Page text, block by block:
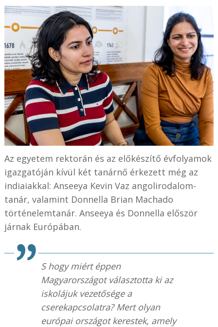
Az egyetem rektorán és az előkészítő évfolyamok
igazgatóján kívül két tanárnő érkezett még az
indiaiakkal: Anseeya Kevin Vaz angolirodalom-
tanár, valamint Donnella Brian Machado
történelemtanár. Anseeya és Donnella először
járnak Európában.
S hogy miért éppen
Magyarországot választotta ki az
iskolájuk vezetősége a
cserekapcsolatra? Mert olyan
európai országot kerestek, amely